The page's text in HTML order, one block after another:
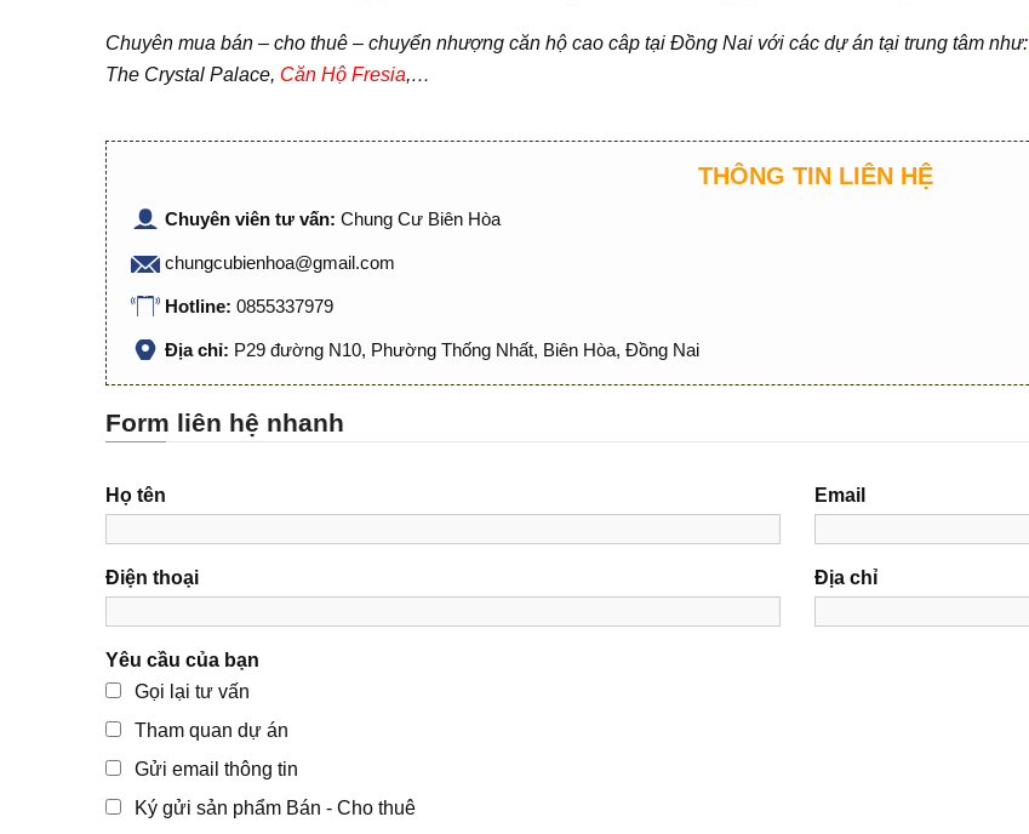
Chuyên mua bán – cho thuê – chuyển nhượng căn hộ cao câp tại Đồng Nai với các dự án tại trung tâm như:
The Crystal Palace, Căn Hộ Fresia,…
THÔNG TIN LIÊN HỆ
Chuyên viên tư vấn: Chung Cư Biên Hòa
chungcubienhoa@gmail.com
Hotline: 0855337979
Địa chỉ: P29 đường N10, Phường Thống Nhất, Biên Hòa, Đồng Nai
Form liên hệ nhanh
Họ tên Email
Điện thoại Địa chỉ
Yêu cầu của bạn
Gọi lại tư vấn
Tham quan dự án
Gửi email thông tin
Ký gửi sản phẩm Bán - Cho thuê